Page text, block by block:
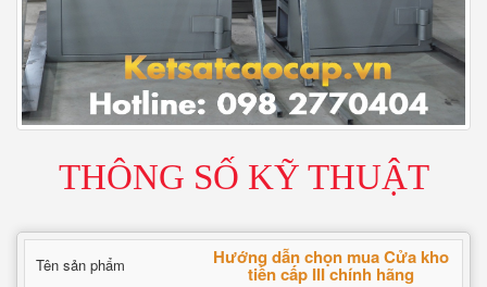
THÔNG SỐ KỸ THUẬT
Tên sản phẩm Hướng dẫn chọn mua Cửa kho
tiền cấp III chính hãng